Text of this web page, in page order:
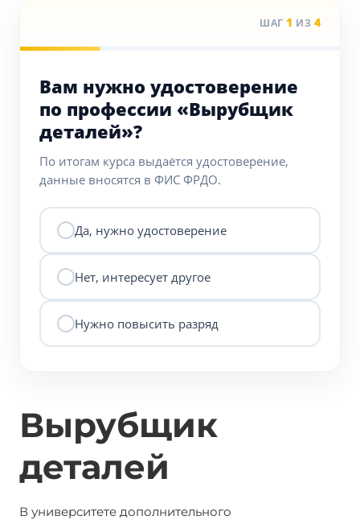
ШАГ 1 ИЗ 4
Вам нужно удостоверение
по профессии «Вырубщик
деталей»?
По итогам курса выдаётся удостоверение,
данные вносятся в ФИС ФРДО.
Да, нужно удостоверение
Нет, интересует другое
Нужно повысить разряд
Вырубщик
деталей
В университете дополнительного